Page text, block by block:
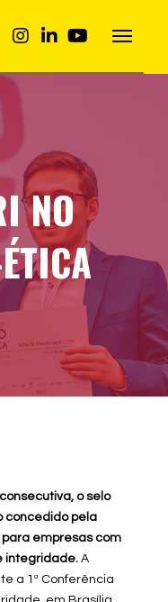
NO
o selo
concedido pela
para empresas com
integridade.A
a 1ª Conferência